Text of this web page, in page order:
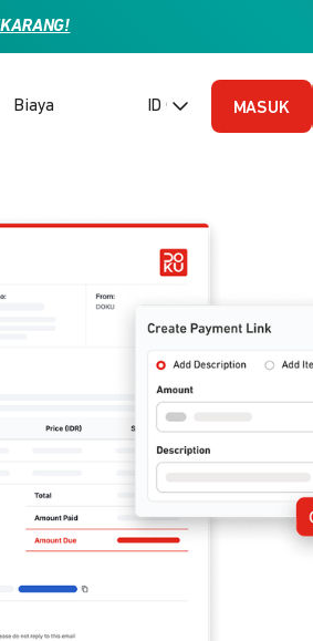
Biaya ID (Bahasa Indonesia)
MASUK